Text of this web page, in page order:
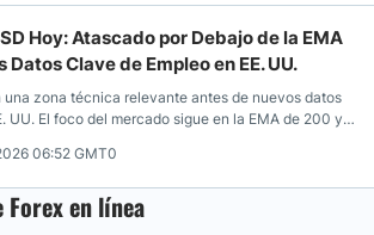
Hoy: Atascado por Debajo de la EMA
Clave de Empleo en EE. UU.
una zona técnica relevante antes de nuevos datos
UU. El foco del mercado sigue en la EMA de 200 y
06:52 GMT0
Forex en línea